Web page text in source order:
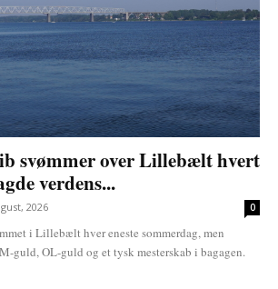
svømmer over Lillebælt hvert
verdens...
2026 0
i Lillebælt hver eneste sommerdag, men
guld, OL-guld og et tysk mesterskab i bagagen.